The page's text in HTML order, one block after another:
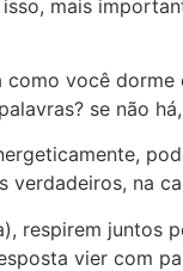
mais
você
se não
na
respirem juntos
vier com